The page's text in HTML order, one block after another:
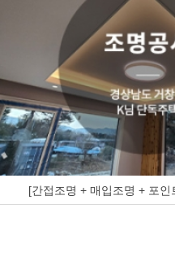
[간접조명 + 매입조명 + 포